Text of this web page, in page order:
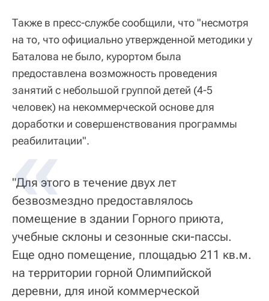
Также в пресс-службе сообщили, что "несмотря
на то, что официально утвержденной методики у
Баталова не было, курортом была
предоставлена возможность проведения
занятий с небольшой группой детей (4-5
человек) на некоммерческой основе для
доработки и совершенствования программы
реабилитации".
"Для этого в течение двух лет
безвозмездно предоставлялось
помещение в здании Горного приюта,
учебные склоны и сезонные ски-пассы.
Еще одно помещение, площадью 211 кв.м.
на территории горной Олимпийской
деревни, для иной коммерческой